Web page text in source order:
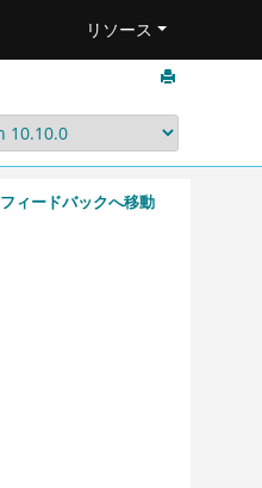
リソース
フィードバックへ移動